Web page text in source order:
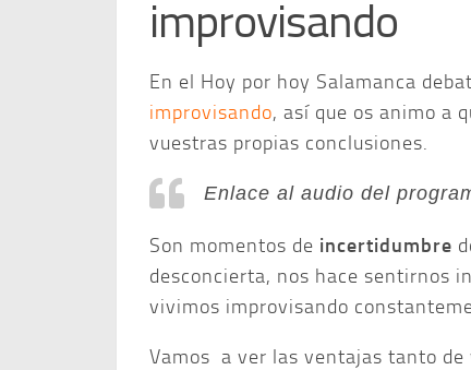
improvisando
En el Hoy por hoy Salamanca
improvisando, así que os animo a
vuestras propias conclusiones.
Enlace al audio del
Son momentos de incertidumbre
desconcierta, nos hace sentirnos
vivimos improvisando
Vamos a ver las ventajas tanto